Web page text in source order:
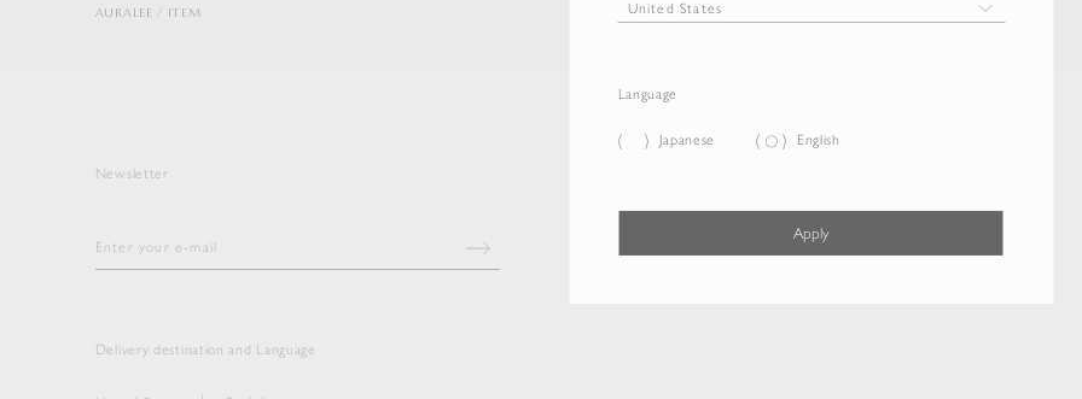
Language
Japanese English
Apply
AURALEE ITEM
Newsletter
Delivery destination and Language